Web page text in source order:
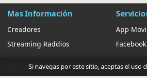
Mas Información
Creadores
Streaming Raddios
App
Facebook
Ayuda Ajustes
Si navegas por este sitio, aceptas el uso